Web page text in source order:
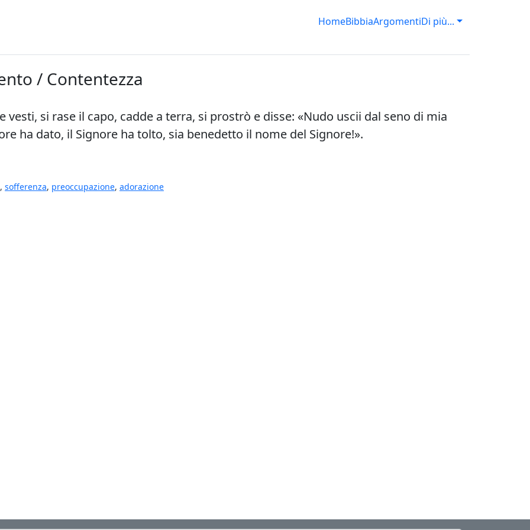
HomeBibbiaArgomentiDi più...
/ Contentezza
vesti, si rase il capo, cadde a terra, si prostrò e disse: «Nudo uscii dal seno di mia
ha dato, il Signore ha tolto, sia benedetto il nome del Signore!».
, sofferenza, preoccupazione, adorazione